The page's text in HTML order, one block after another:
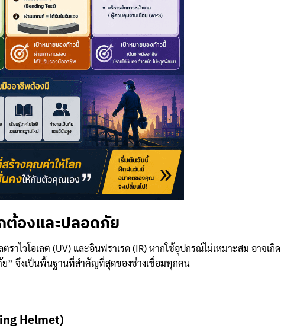
ต้องและปลอดภัย
าไวโอเลต (UV) และอินฟราเรด (IR) หากใช้อุปกรณ์ไม่เหมาะสม อาจเกิด
ย” จึงเป็นพื้นฐานที่สำคัญที่สุดของช่างเชื่อมทุกคน
Helmet)